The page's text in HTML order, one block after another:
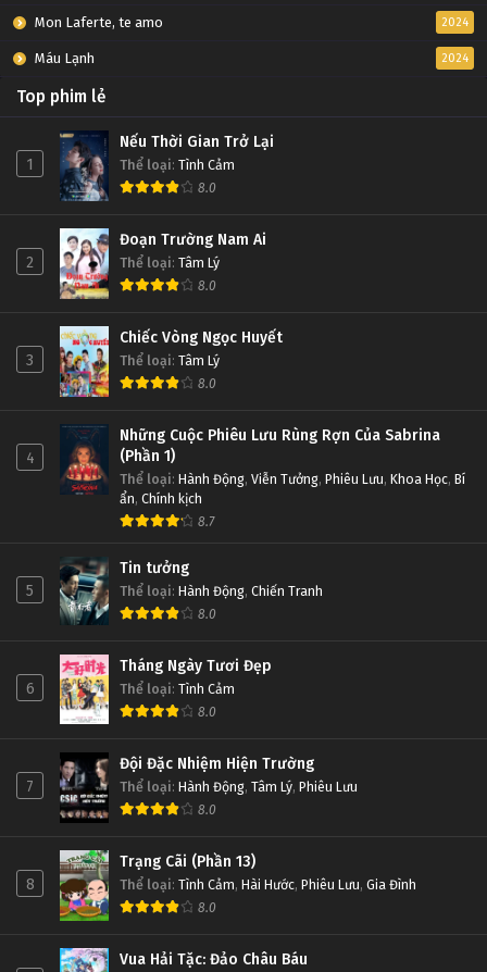
Mon Laferte, te amo 2024
Máu Lạnh 2024
Top phim lẻ
1
Nếu Thời Gian Trở Lại
Thể loại: Tình Cảm
8.0
2
Đoạn Trường Nam Ai
Thể loại: Tâm Lý
8.0
3
Chiếc Vòng Ngọc Huyết
Thể loại: Tâm Lý
8.0
4
Những Cuộc Phiêu Lưu Rùng Rợn Của Sabrina
(Phần 1)
Thể loại: Hành Động, Viễn Tưởng, Phiêu Lưu, Khoa Học, Bí
ẩn, Chính kịch
8.7
5
Tin tưởng
Thể loại: Hành Động, Chiến Tranh
8.0
6
Tháng Ngày Tươi Đẹp
Thể loại: Tình Cảm
8.0
7
Đội Đặc Nhiệm Hiện Trường
Thể loại: Hành Động, Tâm Lý, Phiêu Lưu
8.0
8
Trạng Cãi (Phần 13)
Thể loại: Tình Cảm, Hài Hước, Phiêu Lưu, Gia Đình
8.0
Vua Hải Tặc: Đảo Châu Báu